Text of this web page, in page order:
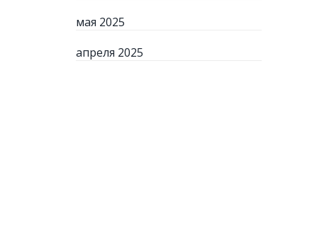
мая 2025
апреля 2025